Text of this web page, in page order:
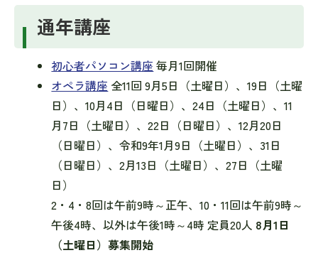
通年講座
初心者パソコン講座 毎月1回開催
オペラ講座 全11回 9月5日（土曜日）、19日（土曜
日）、10月4日（日曜日）、24日（土曜日）、11
月7日（土曜日）、22日（日曜日）、12月20日
（日曜日）、令和9年1月9日（土曜日）、31日
（日曜日）、2月13日（土曜日）、27日（土曜
日）
2・4・8回は午前9時～正午、10・11回は午前9時～
午後4時、以外は午後1時～4時 定員20人 8月1日
（土曜日）募集開始